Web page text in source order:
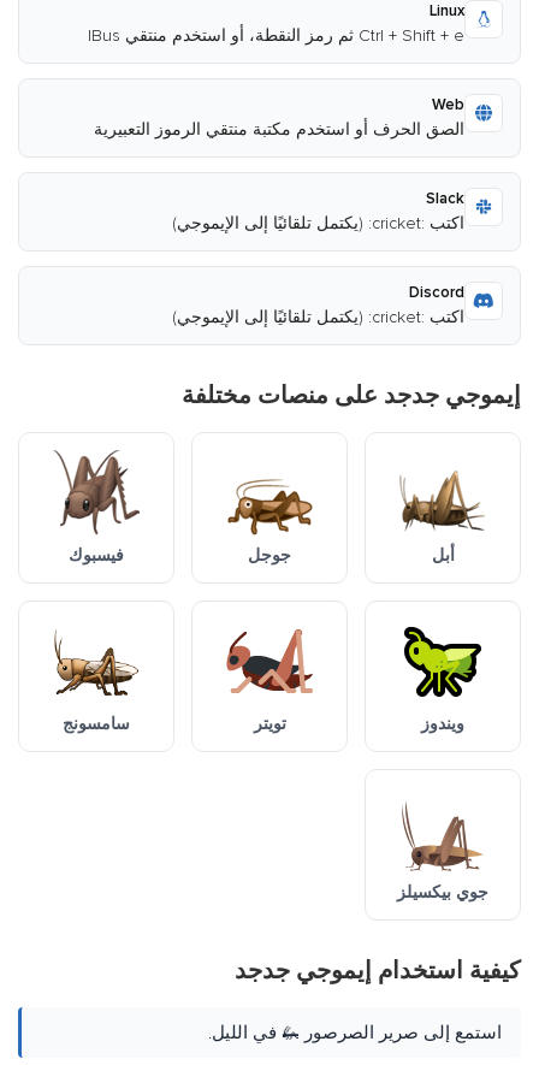
Linux
Ctrl + Shift + e ثم رمز النقطة، أو استخدم منتقي IBus
Web
الصق الحرف أو استخدم مكتبة منتقي الرموز التعبيرية
Slack
اكتب :cricket: (يكتمل تلقائيًا إلى الإيموجي)
Discord
اكتب :cricket: (يكتمل تلقائيًا إلى الإيموجي)
إيموجي جدجد على منصات مختلفة
أبل جوجل فيسبوك
ويندوز تويتر سامسونج
جوي بيكسيلز
كيفية استخدام إيموجي جدجد
استمع إلى صرير الصرصور 🦗 في الليل.